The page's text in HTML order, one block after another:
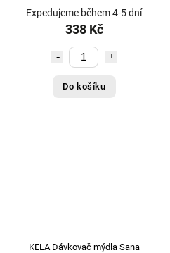
modrá KL-24522
Expedujeme během 4-5 dní
338 Kč
Do košíku
KELA Dávkovač mýdla Sana